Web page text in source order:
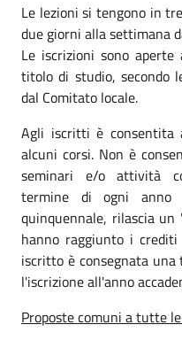
Le lezioni si tengono in
due giorni alla settimana
Le iscrizioni sono
titolo di studio, secondo
dal Comitato locale.
Agli iscritti è consentita
alcuni corsi. Non è
seminari e/o attività
termine di ogni anno
quinquennale, rilascia
hanno raggiunto i
iscritto è consegnata una
l'iscrizione all'anno
Proposte comuni a tutte